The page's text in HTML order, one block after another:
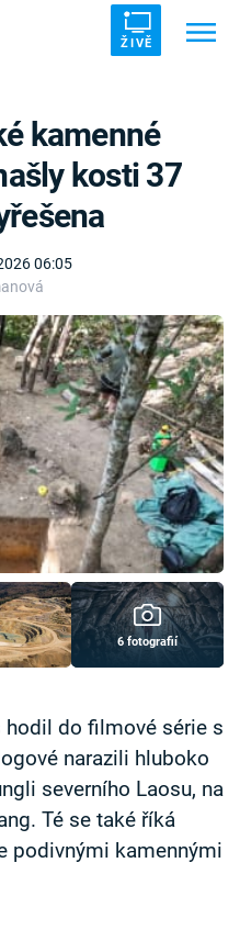
ŽIVĚ
06:05
kamenné
kosti 37
6 fotografií
hodil do filmové série s
narazili hluboko
severního Laosu, na
Té se také říká
podivnými kamennými